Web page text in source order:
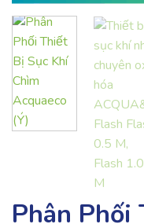
Phân Phối